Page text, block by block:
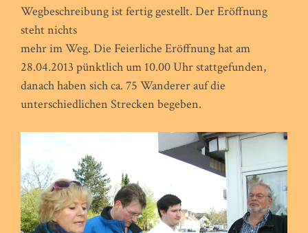
Wegbeschreibung ist fertig gestellt. Der Eröffnung
steht nichts
mehr im Weg. Die Feierliche Eröffnung hat am
28.04.2013 pünktlich um 10.00 Uhr stattgefunden,
danach haben sich ca. 75 Wanderer auf die
unterschiedlichen Strecken begeben.